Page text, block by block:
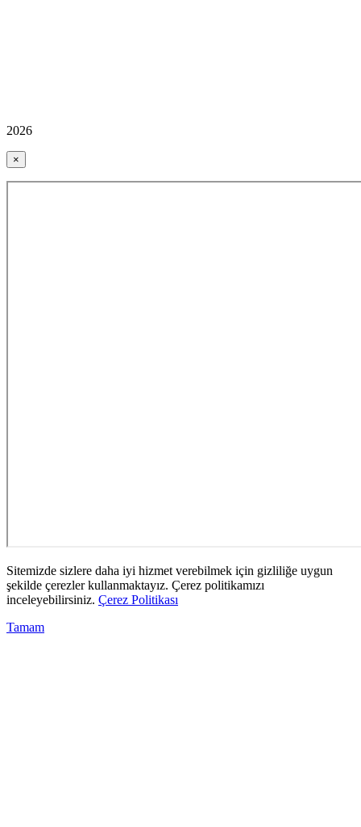
2026
×
Sitemizde sizlere daha iyi hizmet verebilmek için gizliliğe uygun
şekilde çerezler kullanmaktayız. Çerez politikamızı
inceleyebilirsiniz. Çerez Politikası
Tamam